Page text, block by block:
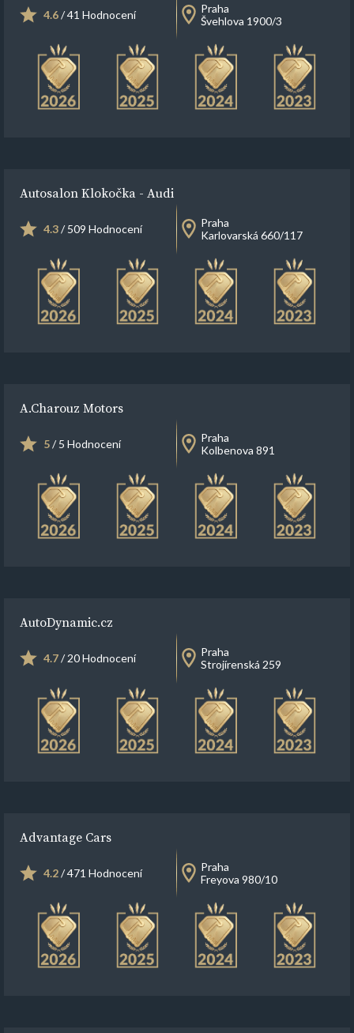
4.6/ 41 Hodnocení
Praha
Švehlova 1900/3
Autosalon Klokočka - Audi
4.3/ 509 Hodnocení
Praha
Karlovarská 660/117
A.Charouz Motors
5/ 5 Hodnocení
Praha
Kolbenova 891
AutoDynamic.cz
4.7/ 20 Hodnocení
Praha
Strojírenská 259
Advantage Cars
4.2/ 471 Hodnocení
Praha
Freyova 980/10